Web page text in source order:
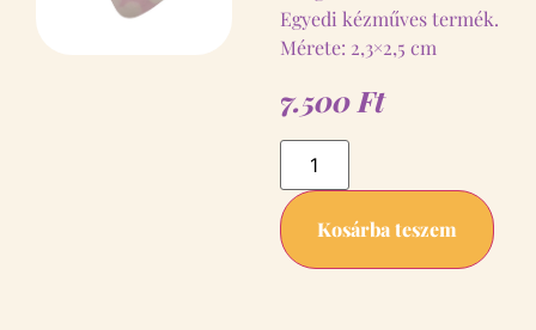
Egyedi kézműves termék.
Mérete: 2,3×2,5 cm
7.500 Ft
Kosárba teszem